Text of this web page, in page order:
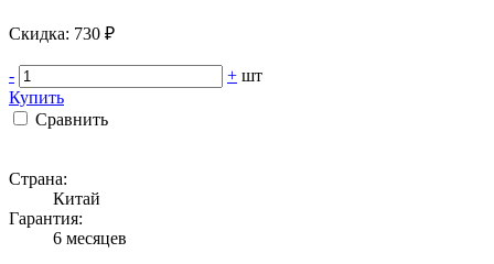
Cкидка: 730 ₽
- + шт
Купить
Сравнить
Страна:
Китай
Гарантия:
6 месяцев